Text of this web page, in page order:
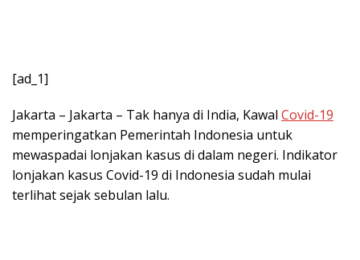
[ad_1]
Jakarta – Jakarta – Tak hanya di India, Kawal Covid-19
memperingatkan Pemerintah Indonesia untuk
mewaspadai lonjakan kasus di dalam negeri. Indikator
lonjakan kasus Covid-19 di Indonesia sudah mulai
terlihat sejak sebulan lalu.